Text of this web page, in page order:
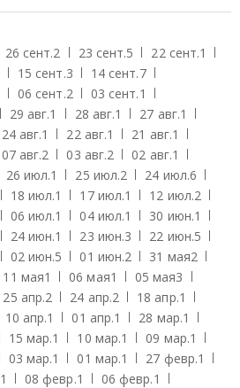
26 сент.2 23 сент.5 22 сент.1
15 сент.3 14 сент.7
06 сент.2 03 сент.1
29 авг.1 28 авг.1 27 авг.1
24 авг.1 22 авг.1 21 авг.1
07 авг.2 03 авг.2 02 авг.1
26 июл.1 25 июл.2 24 июл.6
18 июл.1 17 июл.1 12 июл.2
06 июл.1 04 июл.1 30 июн.1
24 июн.1 23 июн.3 22 июн.5
02 июн.5 01 июн.2 31 мая2
11 мая1 06 мая1 05 мая3
25 апр.2 24 апр.2 18 апр.1
10 апр.1 01 апр.1 28 мар.1
15 мар.1 10 мар.1 09 мар.1
03 мар.1 01 мар.1 27 февр.1
1 08 февр.1 06 февр.1